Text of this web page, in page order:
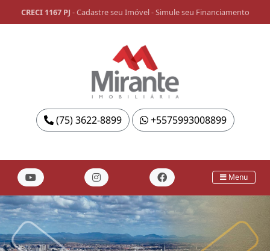
CRECI 1167 PJ -Cadastre seu Imóvel-Simule seu Financiamento
(75) 3622-8899 +5575993008899
Menu